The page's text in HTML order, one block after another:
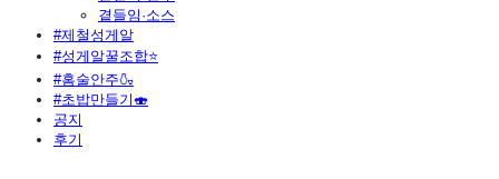
곁들임·소스
#제철성게알
#성게알꿀조합⭐
#홈술안주🍶
#초밥만들기🍣
공지
후기